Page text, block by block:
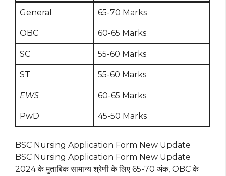
General 65-70 Marks
OBC 60-65 Marks
SC 55-60 Marks
ST 55-60 Marks
EWS 60-65 Marks
PwD 45-50 Marks
BSC Nursing Application Form New Update
BSC Nursing Application Form New Update
2024 के मुताबिक सामान्य श्रेणी के लिए 65-70 अंक, OBC के